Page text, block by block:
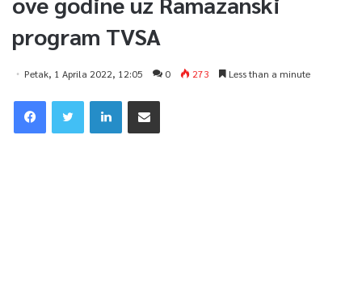
program TVSA
Petak, 1 Aprila 2022, 12:05 0 273 Less than a minute